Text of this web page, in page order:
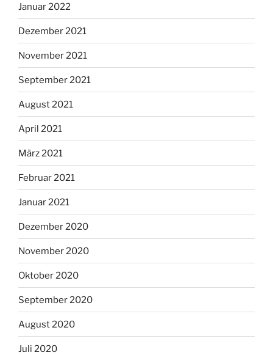
Januar 2022
Dezember 2021
November 2021
September 2021
August 2021
April 2021
März 2021
Februar 2021
Januar 2021
Dezember 2020
November 2020
Oktober 2020
September 2020
August 2020
Juli 2020